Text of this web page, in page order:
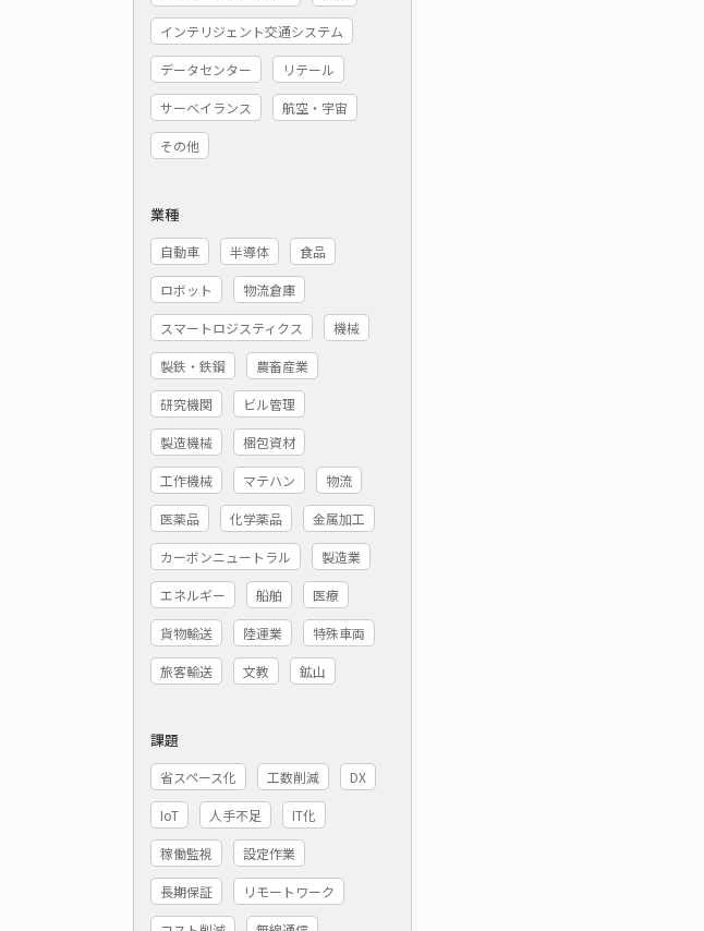
インテリジェント交通システム
データセンター リテール
サーベイランス 航空・宇宙
その他
業種
自動車 半導体 食品
ロボット 物流倉庫
スマートロジスティクス 機械
製鉄・鉄鋼 農畜産業
研究機関 ビル管理
製造機械 梱包資材
工作機械 マテハン 物流
医薬品 化学薬品 金属加工
カーボンニュートラル 製造業
エネルギー 船舶 医療
貨物輸送 陸運業 特殊車両
旅客輸送 文教 鉱山
課題
省スペース化 工数削減 DX
IoT 人手不足 IT化
稼働監視 設定作業
長期保証 リモートワーク